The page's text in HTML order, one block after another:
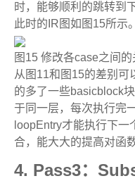
时，能够顺利的跳转到
此时的 IR 图如图 15所示。
图 15 修改各case之间的
从图 11和图 15的差别可
的多了一些basicblock
于同一层，每次执行完
loopEntry才能执行下一
合，能大大的提高对函
4. Pass3：